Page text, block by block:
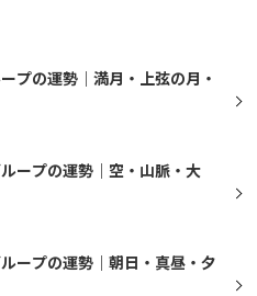
プの運勢｜満月・上弦の月・
ープの運勢｜空・山脈・大
ープの運勢｜朝日・真昼・夕